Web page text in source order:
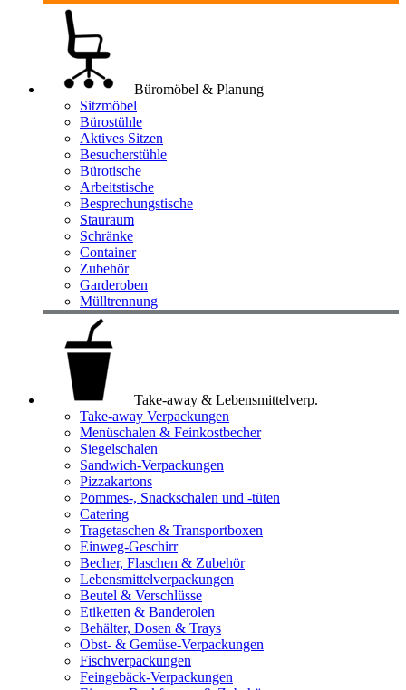
Büromöbel & Planung
Sitzmöbel
Bürostühle
Aktives Sitzen
Besucherstühle
Bürotische
Arbeitstische
Besprechungstische
Stauraum
Schränke
Container
Zubehör
Garderoben
Mülltrennung
Take-away & Lebensmittelverp.
Take-away Verpackungen
Menüschalen & Feinkostbecher
Siegelschalen
Sandwich-Verpackungen
Pizzakartons
Pommes-, Snackschalen und -tüten
Catering
Tragetaschen & Transportboxen
Einweg-Geschirr
Becher, Flaschen & Zubehör
Lebensmittelverpackungen
Beutel & Verschlüsse
Etiketten & Banderolen
Behälter, Dosen & Trays
Obst- & Gemüse-Verpackungen
Fischverpackungen
Feingebäck-Verpackungen